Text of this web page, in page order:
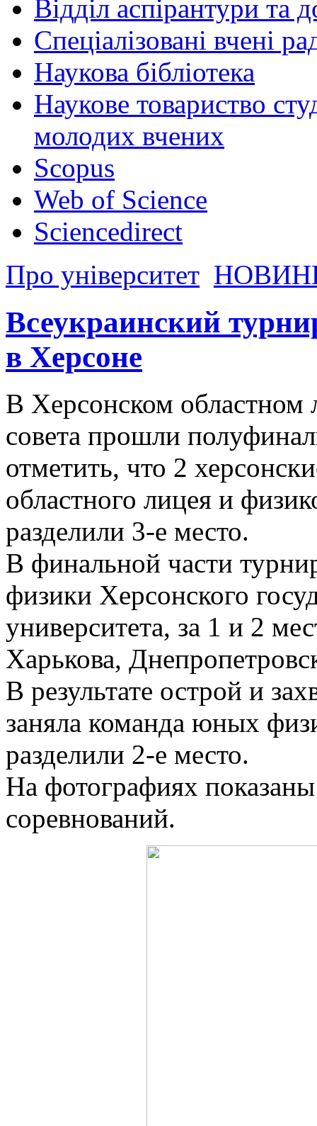
Відділ аспірантури та
Спеціалізовані вчені
Наукова бібліотека
Наукове товариство
молодих вчених
Scopus
Web of Science
Sciencedirect
Про університет
Всеукраинский
в Херсоне
В Херсонском областном
совета прошли
отметить, что 2
областного лицея и
разделили 3-е место.
В финальной части
физики Херсонского
университета, за 1 и 2
Харькова,
В результате острой и
заняла команда юных
разделили 2-е место.
На фотографиях
соревнований.